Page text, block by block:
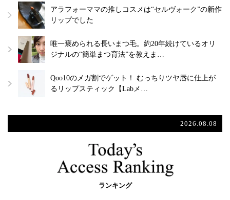
アラフォーママの推しコスメは“セルヴォーク”の新作
リップでした
唯一褒められる長いまつ毛。約20年続けているオリ
ジナルの“簡単まつ育法”を教えま…
Qoo10のメガ割でゲット！ むっちりツヤ唇に仕上が
るリップスティック【Labメ…
2026.08.08
ランキング